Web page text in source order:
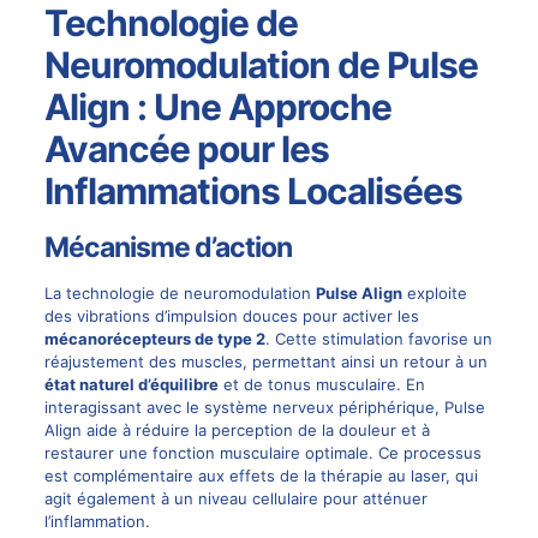
Technologie de
Neuromodulation de Pulse
Align : Une Approche
Avancée pour les
Inflammations Localisées
Mécanisme d’action
La technologie de neuromodulation Pulse Alignexploite
des vibrations d’impulsion douces pour activer les
mécanorécepteurs de type 2. Cette stimulation favorise un
réajustement des muscles, permettant ainsi un retour à un
état naturel d’équilibreet de tonus musculaire. En
interagissant avec le système nerveux périphérique, Pulse
Align aide à réduire la perception de la douleur et à
restaurer une fonction musculaire optimale. Ce processus
est complémentaire aux effets de la thérapie au laser, qui
agit également à un niveau cellulaire pour atténuer
l’inflammation.